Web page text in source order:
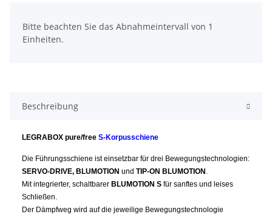
Bitte beachten Sie das Abnahmeintervall von 1
Einheiten.
Beschreibung
LEGRABOX pure/free S-Korpusschiene
Die Führungsschiene ist einsetzbar für drei Bewegungstechnologien:
SERVO-DRIVE, BLUMOTION und TIP-ON BLUMOTION .
Mit integrierter, schaltbarer BLUMOTION S für sanftes und leises
Schließen.
Der Dämpfweg wird auf die jeweilige Bewegungstechnologie